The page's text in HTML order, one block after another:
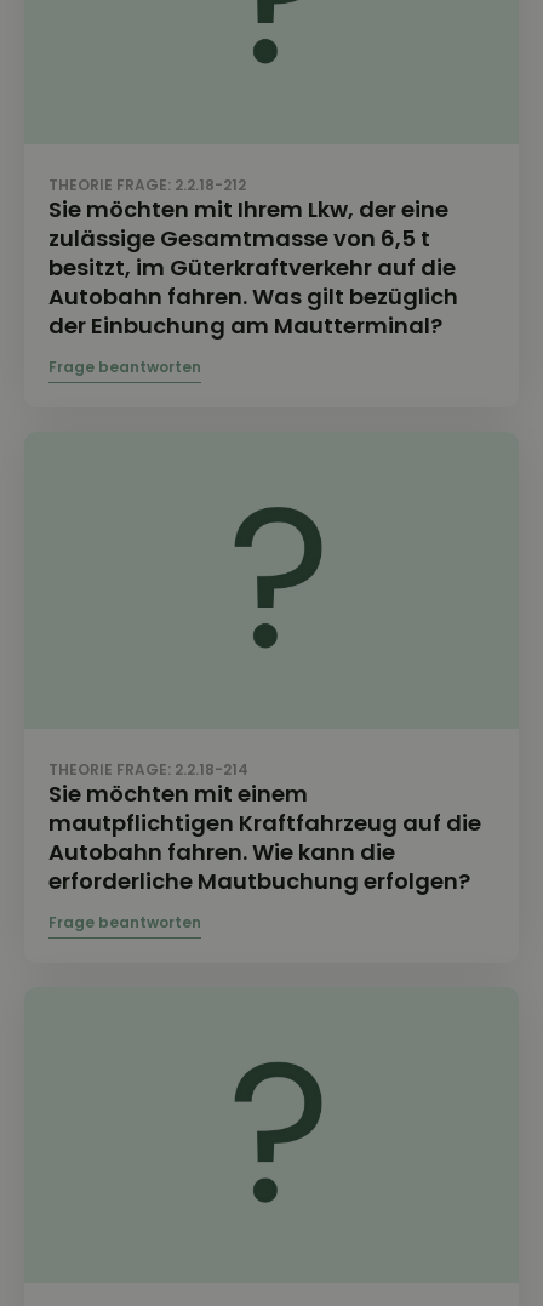
THEORIE FRAGE: 2.2.18-212
Sie möchten mit Ihrem Lkw, der eine
zulässige Gesamtmasse von 6,5 t
besitzt, im Güterkraftverkehr auf die
Autobahn fahren. Was gilt bezüglich
der Einbuchung am Mautterminal?
THEORIE FRAGE: 2.2.18-214
Sie möchten mit einem
mautpflichtigen Kraftfahrzeug auf die
Autobahn fahren. Wie kann die
erforderliche Mautbuchung erfolgen?